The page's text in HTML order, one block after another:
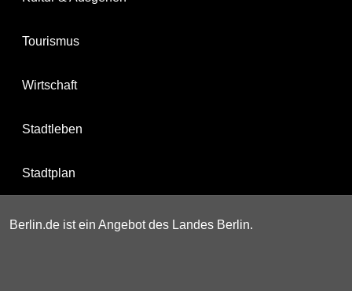
Tourismus
Wirtschaft
Stadtleben
Stadtplan
Berlin.de ist ein Angebot des Landes Berlin.